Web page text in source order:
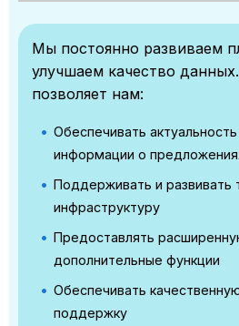
Мы постоянно развиваем
улучшаем качество
позволяет нам:
Обеспечивать
информации о
Поддерживать и развивать
инфраструктуру
Предоставлять
дополнительные функции
Обеспечивать
поддержку